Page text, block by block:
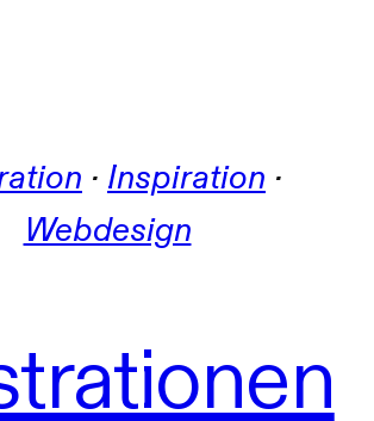
· Inspiration
Webdesign